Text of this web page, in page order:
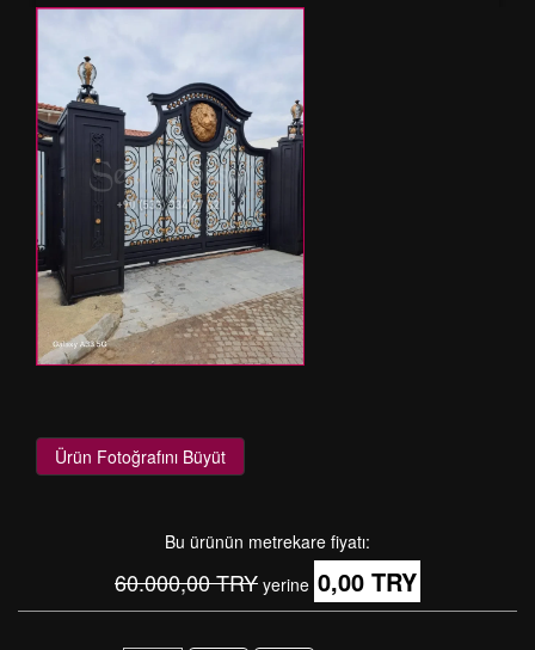
Ürün Fotoğrafını Büyüt
Bu ürünün metrekare fiyatı:
60.000,00 TRY yerine 0,00 TRY